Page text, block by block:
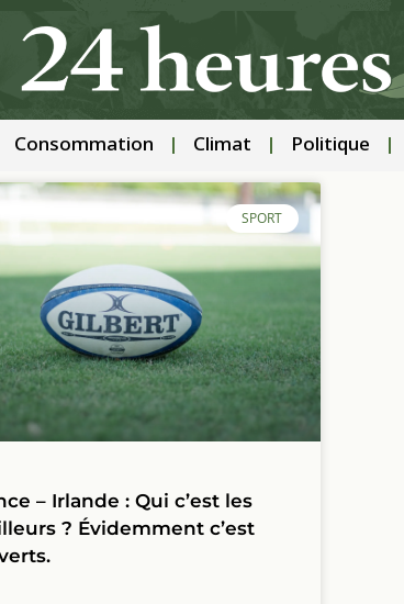
Consommation Climat Politique
SPORT
– Irlande : Qui c’est les
? Évidemment c’est